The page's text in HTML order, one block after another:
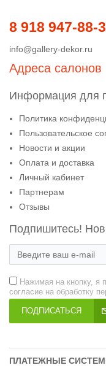
8 918 947-88-
info@gallery-dekor.ru
Адреса салонов
Информация для
Политика
Пользовательское
Новости и акции
Оплата и доставка
Личный кабинет
Партнерам
Отзывы
Подпишитесь!
Нажимая на кнопку, я
согласие на обработку
ПОДПИСАТЬСЯ
ПЛАТЕЖНЫЕ